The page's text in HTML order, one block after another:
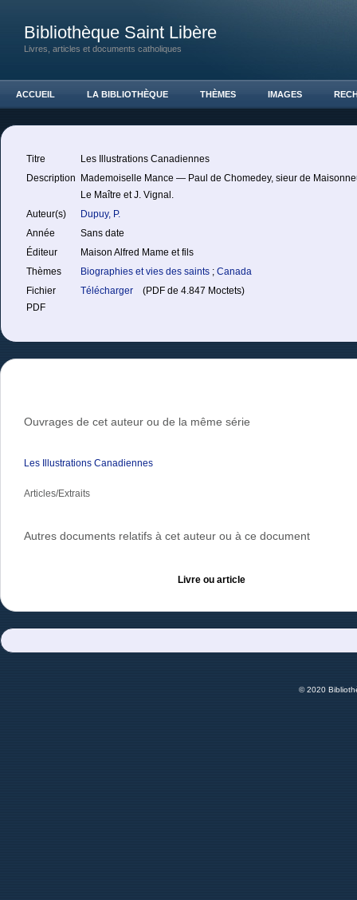
Bibliothèque Saint Libère
Livres, articles et documents catholiques
ACCUEIL LA BIBLIOTHÈQUE THÈMES IMAGES
Titre
Les Illustrations Canadiennes
Description
Mademoiselle Mance — Paul de Chomedey, sieur de
Le Maître et J. Vignal.
Auteur(s)
Dupuy, P.
Année
Sans date
Éditeur
Maison Alfred Mame et fils
Thèmes
Biographies et vies des saints ; Canada
Fichier
PDF
Télécharger (PDF de 4.847 Moctets)
Ouvrages de cet auteur ou de la même série
Les Illustrations Canadiennes
Articles/Extraits
Autres documents relatifs à cet auteur ou à ce document
Livre ou article
© 2020